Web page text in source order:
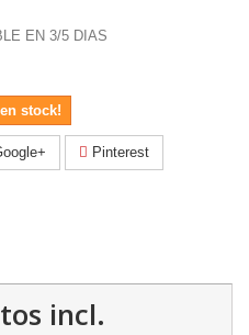
EN 3/5 DIAS
stock!
Pinterest
incl.